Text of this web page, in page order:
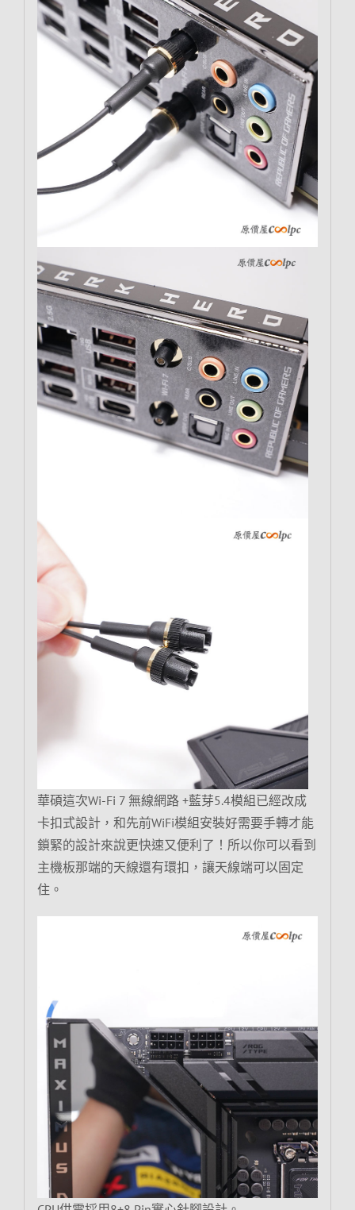
華碩這次Wi-Fi 7 無線網路 +藍芽5.4模組已經改成
卡扣式設計，和先前WiFi模組安裝好需要手轉才能
鎖緊的設計來說更快速又便利了！所以你可以看到
主機板那端的天線還有環扣，讓天線端可以固定
住。